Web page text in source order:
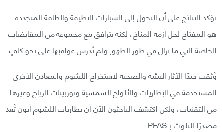
تؤكد النتائج على أن التحول إلى السيارات النظيفة والطاقة المتجددة
هو المفتاح لحل أزمة المناخ، لكنه يترافق مع مجموعة من المقايضات
الخاصة التي ما تزال في طور الظهور ولم تُدرس عواقبها على نحو كافٍ.
وُثقت جيدًا الآثار البيئية والصحية لاستخراج الليثيوم والمعادن الأخرى
المستخدمة في البطاريات والألواح الشمسية وتوربينات الرياح وغيرها
من التقنيات، ولكن اكتشف الباحثون الآن أن بطاريات الليثيوم أيون تُعد
مصدرًا للتلوث بـ PFAS.